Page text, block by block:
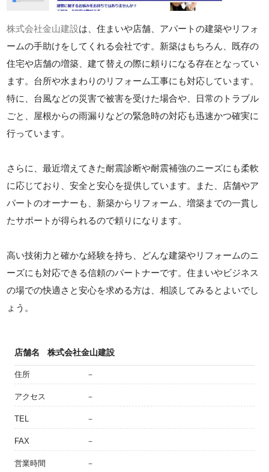
株式会社金山建設は、住まいや店舗、アパートの建築やリフォ
ームの手助けをしてくれる会社です。新築はもちろん、既存の
住宅や店舗の増築、建て替えの際に頼りになる存在となってい
ます。台所や水まわりのリフォーム工事にも対応しています。
特に、台風などの災害で被害を受けた場合や、日常のトラブル
ごと、屋根からの雨漏りなどの緊急時の対応も迅速かつ確実に
行っています。
さらに、最近増えてきた耐震診断や耐震補強のニーズにも柔軟
に応じており、安全と安心を提供しています。また、店舗やア
パートのオーナーも、新築からリフォーム、増築までの一貫し
たサポートが得られるので頼りになります。
高い技術力と確かな経験を持ち、どんな建築やリフォームのニ
ーズにも対応できる信頼のパートナーです。住まいやビジネス
の場での快適さと安心を求める方は、相談してみるとよいでし
ょう。
店舗名 株式会社金山建設
住所 －
アクセス －
TEL －
FAX －
営業時間 －